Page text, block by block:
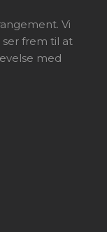
Vi
frem til at
med